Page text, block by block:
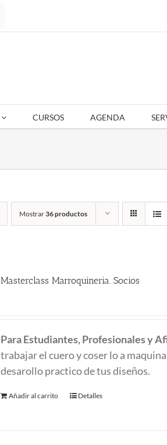
CURSOS AGENDA
Mostrar36 productos
Masterclass Marroquineria. Socios
Para Estudiantes, Profesionales y
trabajar el cuero y coser lo a
desarollo practico de tus diseños.
Añadir al carrito Detalles